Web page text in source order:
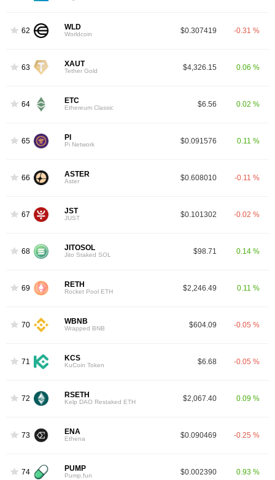
62 WLD
Worldcoin $0.307419 -0.31 %
63 XAUT
Tether Gold $4,326.15 0.06 %
64 ETC
Ethereum Classic $6.56 0.02 %
65 PI
Pi Network $0.091576 0.11 %
66 ASTER
Aster $0.608010 -0.11 %
67 JST
JUST $0.101302 -0.02 %
68 JITOSOL
Jito Staked SOL $98.71 0.14 %
69 RETH
Rocket Pool ETH $2,246.49 0.11 %
70 WBNB
Wrapped BNB $604.09 -0.05 %
71 KCS
KuCoin Token $6.68 -0.05 %
72 RSETH
Kelp DAO Restaked ETH $2,067.40 0.09 %
73 ENA
Ethena $0.090469 -0.25 %
74 PUMP
Pump.fun $0.002390 0.93 %